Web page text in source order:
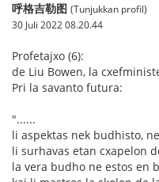
呼格吉勒图 (Tunjukkan profil)
30 Juli 2022 08.20.44
Profetajxo (6):
de Liu Bowen, la
Pri la savanto futura:
"......
li aspektas nek budhisto,
li surhavas etan cxapelon
la vera budho ne estos en